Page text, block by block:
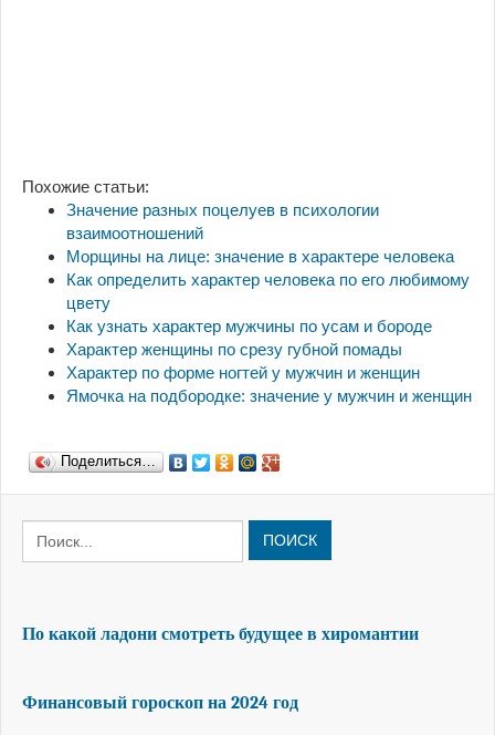
Похожие статьи:
Значение разных поцелуев в психологии
взаимоотношений
Морщины на лице: значение в характере человека
Как определить характер человека по его любимому
цвету
Как узнать характер мужчины по усам и бороде
Характер женщины по срезу губной помады
Характер по форме ногтей у мужчин и женщин
Ямочка на подбородке: значение у мужчин и женщин
Поделиться…
ПОИСК
По какой ладони смотреть будущее в хиромантии
Финансовый гороскоп на 2024 год